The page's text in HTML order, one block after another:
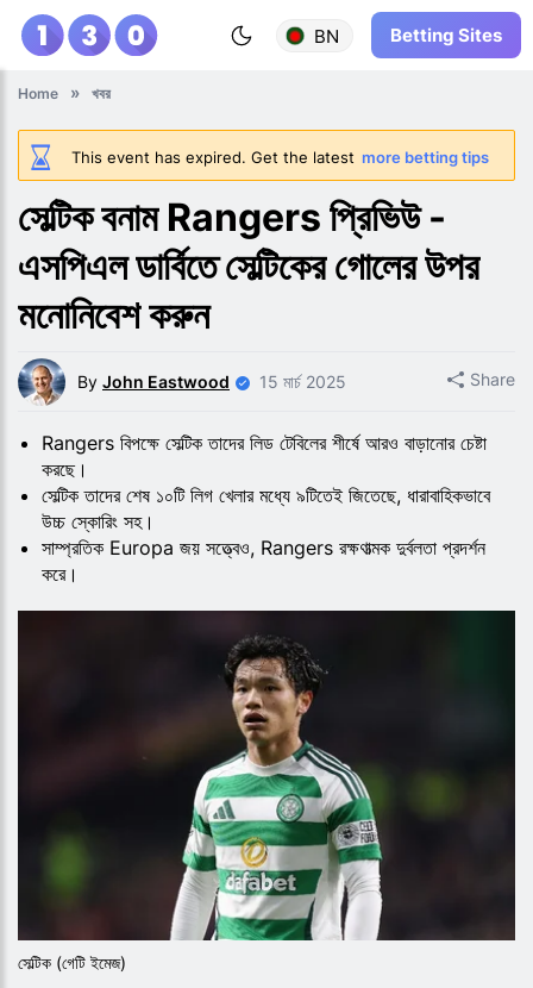
BN Betting Sites
Home খবর
This event has expired. Get the latest more betting tips
সেল্টিক বনাম Rangers প্রিভিউ -
এসপিএল ডার্বিতে সেল্টিকের গোলের উপর
মনোনিবেশ করুন
By John Eastwood 15 মার্চ 2025 Share
Rangers বিপক্ষে সেল্টিক তাদের লিড টেবিলের শীর্ষে আরও বাড়ানোর চেষ্টা
করছে।
সেল্টিক তাদের শেষ ১০টি লিগ খেলার মধ্যে ৯টিতেই জিতেছে, ধারাবাহিকভাবে
উচ্চ স্কোরিং সহ।
সাম্প্রতিক Europa জয় সত্ত্বেও, Rangers রক্ষণাত্মক দুর্বলতা প্রদর্শন
করে।
সেল্টিক (গেটি ইমেজ)